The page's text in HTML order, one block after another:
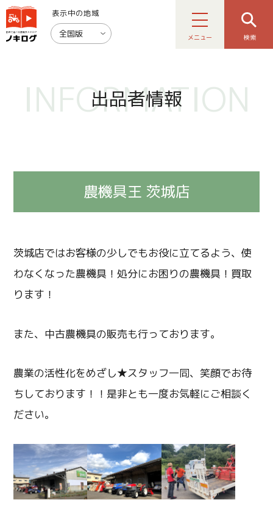
表示中の地域
全国版 メニュー 検索
出品者情報
INFORMATION
農機具王 茨城店
茨城店ではお客様の少しでもお役に立てるよう、使
わなくなった農機具！処分にお困りの農機具！買取
ります！
また、中古農機具の販売も行っております。
農業の活性化をめざし★スタッフ一同、笑顔でお待
ちしております！！是非とも一度お気軽にご相談く
ださい。